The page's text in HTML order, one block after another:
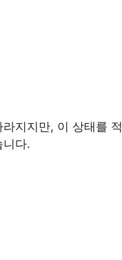
지지만, 이 상태를 적
니다.